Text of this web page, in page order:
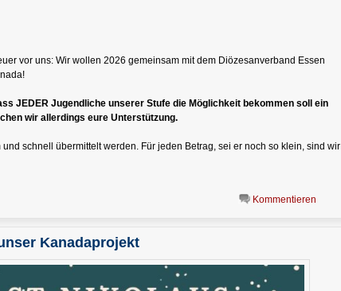
vor uns: Wir wollen 2026 gemeinsam mit dem Diözesanverband Essen
JEDER Jugendliche unserer Stufe die Möglichkeit bekommen soll ein
wir allerdings eure Unterstützung.
schnell übermittelt werden. Für jeden Betrag, sei er noch so klein, sind wir
Kommentieren
Kanadaprojekt